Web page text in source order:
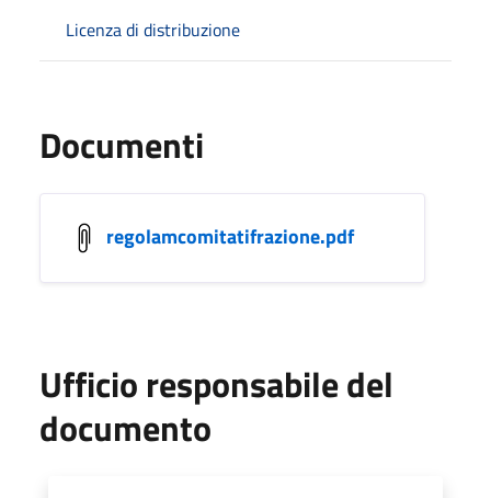
Licenza di distribuzione
Documenti
regolamcomitatifrazione.pdf
Ufficio responsabile del
documento